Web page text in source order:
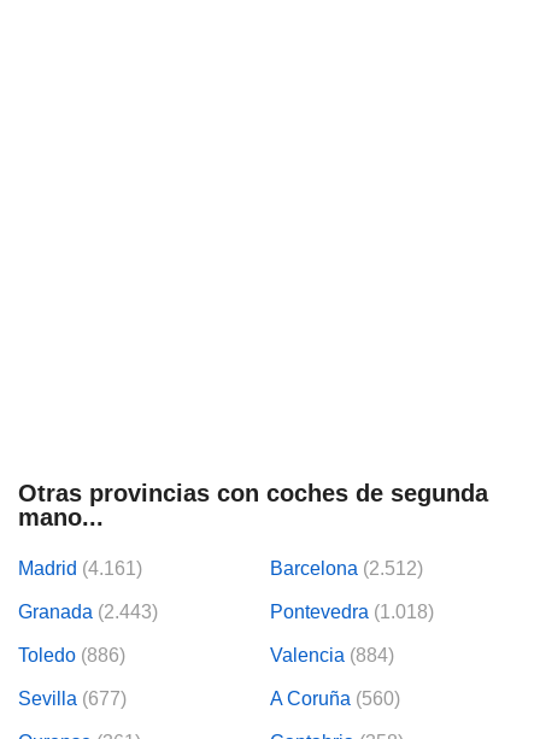
Otras provincias con coches de segunda
mano...
Madrid (4.161) Barcelona (2.512)
Granada (2.443) Pontevedra (1.018)
Toledo (886) Valencia (884)
Sevilla (677) A Coruña (560)